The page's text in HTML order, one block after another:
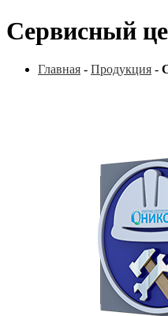
Сервисный
Главная - Продукция -